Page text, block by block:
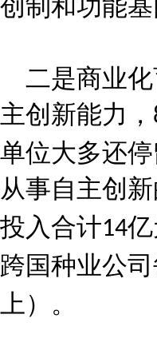
创制和功能
二是商业
主创新能力，
单位大多还
从事自主创
投入合计14
跨国种业公
上）。